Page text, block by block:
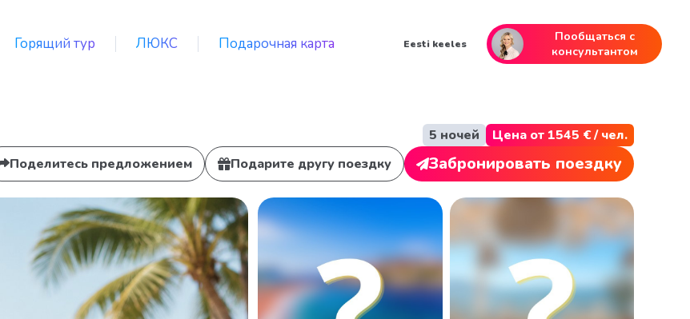
Горящий тур ЛЮКС Подарочная карта Eesti keeles
Пообщаться с
консультантом
5 ночей Цена от 1545 € / чел.
Поделитесь предложением Подарите другу поездку Забронировать поездку